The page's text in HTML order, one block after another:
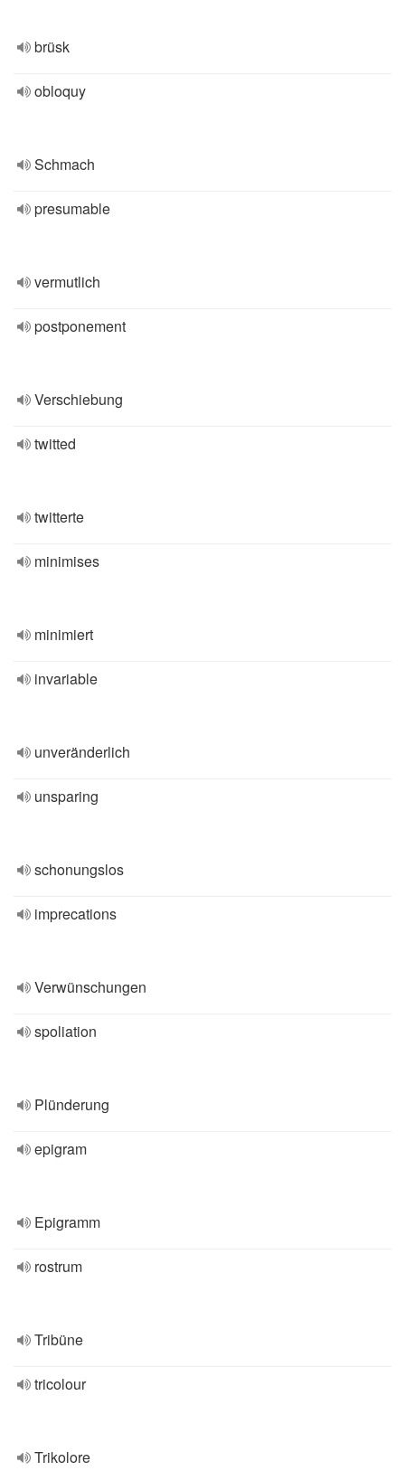
brüsk
obloquy
Schmach
presumable
vermutlich
postponement
Verschiebung
twitted
twitterte
minimises
minimiert
invariable
unveränderlich
unsparing
schonungslos
imprecations
Verwünschungen
spoliation
Plünderung
epigram
Epigramm
rostrum
Tribüne
tricolour
Trikolore